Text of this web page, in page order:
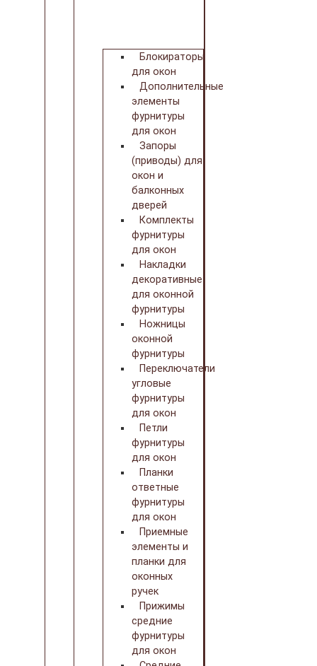
Блокираторы
для окон
Дополнительные
элементы
фурнитуры
для окон
Запоры
(приводы) для
окон и
балконных
дверей
Комплекты
фурнитуры
для окон
Накладки
декоративные
для оконной
фурнитуры
Ножницы
оконной
фурнитуры
Переключатели
угловые
фурнитуры
для окон
Петли
фурнитуры
для окон
Планки
ответные
фурнитуры
для окон
Приемные
элементы и
планки для
оконных
ручек
Прижимы
средние
фурнитуры
для окон